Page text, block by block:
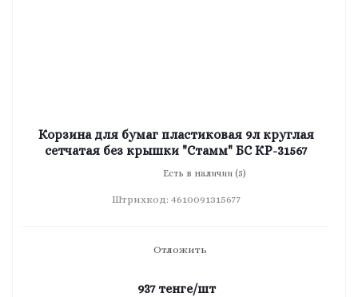
Корзина для бумаг пластиковая 9л круглая
сетчатая без крышки "Стамм" БС КР-31567
Есть в наличии (5)
Штрихкод: 4610091315677
Отложить
937тенге/шт